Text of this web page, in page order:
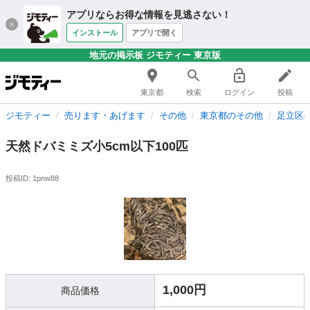
アプリならお得な情報を見逃さない！
インストール アプリで開く
地元の掲示板 ジモティー 東京版
東京都 検索 ログイン 投稿
ジモティー 売ります・あげます その他 東京都のその他 足立区
天然ドバミミズ小5cm以下100匹
投稿ID: 1pnw88
商品価格 1,000円